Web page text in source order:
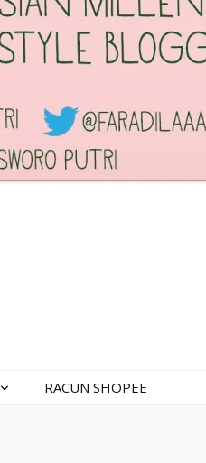
RACUN SHOPEE